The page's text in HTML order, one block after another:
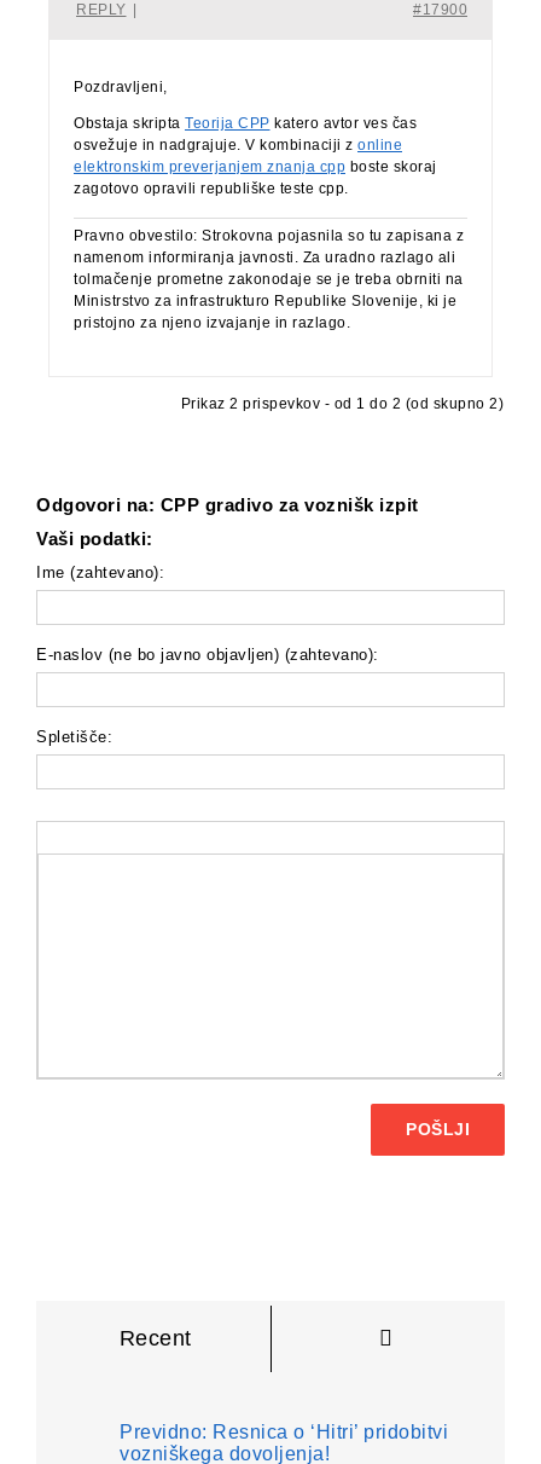
#17900
REPLY
Pozdravljeni,
Obstaja skripta Teorija CPP katero avtor ves čas
osvežuje in nadgrajuje. V kombinaciji z online
elektronskim preverjanjem znanja cpp boste skoraj
zagotovo opravili republiške teste cpp.
Pravno obvestilo: Strokovna pojasnila so tu zapisana z
namenom informiranja javnosti. Za uradno razlago ali
tolmačenje prometne zakonodaje se je treba obrniti na
Ministrstvo za infrastrukturo Republike Slovenije, ki je
pristojno za njeno izvajanje in razlago.
Prikaz 2 prispevkov - od 1 do 2 (od skupno 2)
Odgovori na: CPP gradivo za voznišk izpit
Vaši podatki:
Ime (zahtevano):
E-naslov (ne bo javno objavljen) (zahtevano):
Spletišče:
POŠLJI
Recent
Previdno: Resnica o ‘Hitri’ pridobitvi
vozniškega dovoljenja!